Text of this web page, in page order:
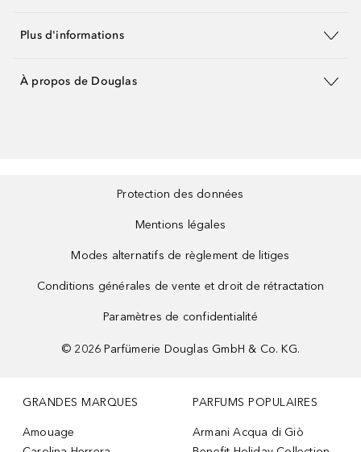
Plus d'informations
À propos de Douglas
Protection des données
Mentions légales
Modes alternatifs de règlement de litiges
Conditions générales de vente et droit de rétractation
Paramètres de confidentialité
© 2026 Parfümerie Douglas GmbH & Co. KG.
GRANDES MARQUES
Amouage
PARFUMS POPULAIRES
Armani Acqua di Giò